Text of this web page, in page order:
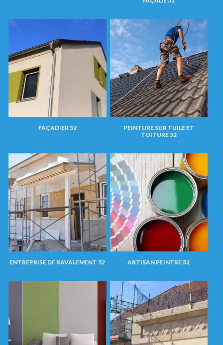
FAÇADIER 52
PEINTURE SUR TUILE ET
TOITURE 52
ENTREPRISE DE RAVALEMENT 52 ARTISAN PEINTRE 52